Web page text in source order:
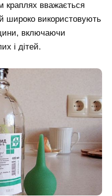
краплях вважається
широко використовують
включаючи
і дітей.